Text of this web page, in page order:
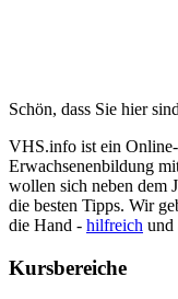
Schön, dass Sie hier
VHS.info ist ein
Erwachsenenbildung
wollen sich neben dem
die besten Tipps. Wir
die Hand - hilfreich und
Kursbereiche